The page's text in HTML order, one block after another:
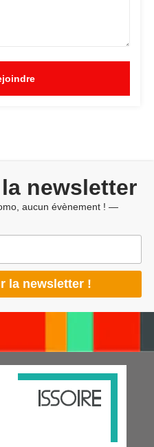
newsletter
aucun évènement ! —